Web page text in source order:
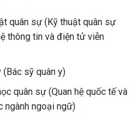
quân sự (Kỹ thuật quân sự
thông tin và điện tử viễn
(Bác sỹ quân y)
quân sự (Quan hệ quốc tế và
ngành ngoại ngữ)